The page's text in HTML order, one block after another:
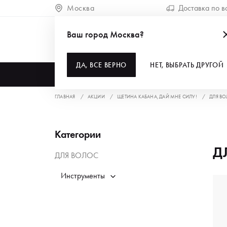
Москва Доставка по
Ваш город Москва?
ДА, ВСЕ ВЕРНО НЕТ, ВЫБРАТЬ ДРУГОЙ
ГЛАВНАЯ АКЦИИ ЩЕТИНА КАБАНА, ДАЙ МНЕ СИЛУ! ДЛЯ
Категории
ДЛЯ ВОЛОС
Инструменты